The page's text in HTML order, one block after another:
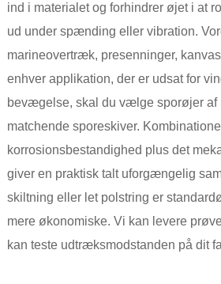
ind i materialet og forhindrer øjet i at
ud under spænding eller vibration.
marineovertræk, presenninger,
enhver applikation, der er udsat for
bevægelse, skal du vælge sporøjer af
matchende sporeskiver.
korrosionsbestandighed plus det
giver en praktisk talt uforgængelig
skiltning eller let polstring er
mere økonomiske. Vi kan levere
kan teste udtræksmodstanden på dit